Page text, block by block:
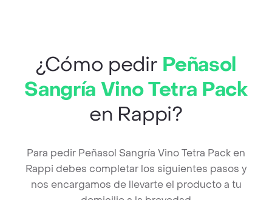
¿Cómo pedir Peñasol
Sangría Vino Tetra Pack
en Rappi?
Para pedir Peñasol Sangría Vino Tetra Pack en
Rappi debes completar los siguientes pasos y
nos encargamos de llevarte el producto a tu